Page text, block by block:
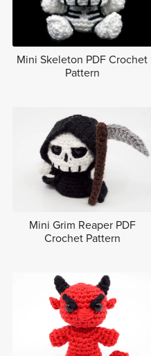
Mini Skeleton PDF Crochet
Pattern
Mini Grim Reaper PDF
Crochet Pattern